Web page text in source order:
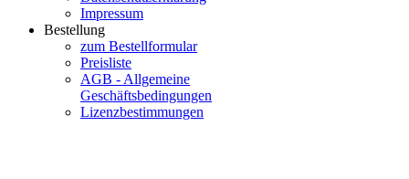
Impressum
Bestellung
zum Bestellformular
Preisliste
AGB - Allgemeine
Geschäftsbedingungen
Lizenzbestimmungen